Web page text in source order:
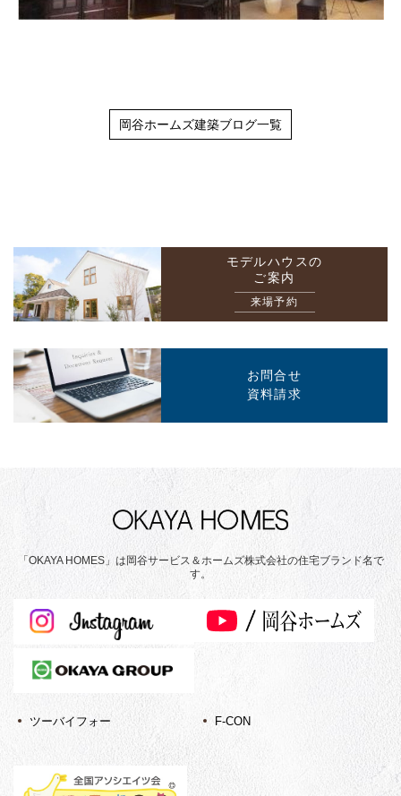
岡谷ホームズ建築ブログ一覧
モデルハウスの
ご案内
来場予約
お問合せ
資料請求
「OKAYA HOMES」は岡谷サービス＆ホームズ株式会社の住宅ブランド名で
す。
ツーバイフォー F-CON